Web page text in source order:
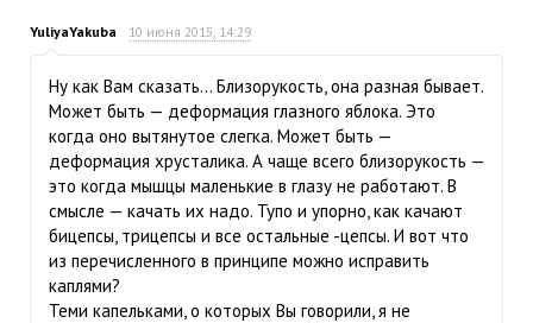
YuliyaYakuba 10 июня 2015, 14:29
Ну как Вам сказать… Близорукость, она разная бывает.
Может быть — деформация глазного яблока. Это
когда оно вытянутое слегка. Может быть —
деформация хрусталика. А чаще всего близорукость —
это когда мышцы маленькие в глазу не работают. В
смысле — качать их надо. Тупо и упорно, как качают
бицепсы, трицепсы и все остальные -цепсы. И вот что
из перечисленного в принципе можно исправить
каплями?
Теми капельками, о которых Вы говорили, я не